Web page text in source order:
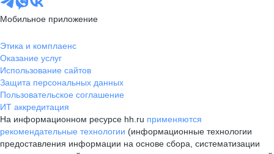
Мобильное приложение
Этика и комплаенс
Оказание услуг
Использование сайтов
Защита персональных данных
Пользовательское соглашение
ИТ аккредитация
На информационном ресурсе hh.ru применяются
рекомендательные технологии (информационные технологии
предоставления информации на основе сбора, систематизации